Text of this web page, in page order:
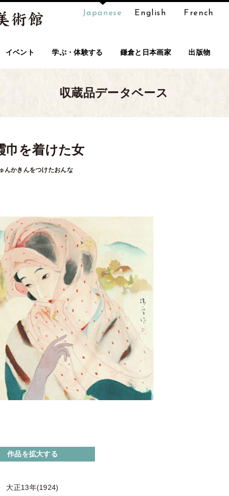
Japanese English French
イベント 学ぶ・体験する 鎌倉と日本画家 出版物
収蔵品データベース
巾を着けた女
んかきんをつけたおんな
作品を拡大する
大正13年(1924)